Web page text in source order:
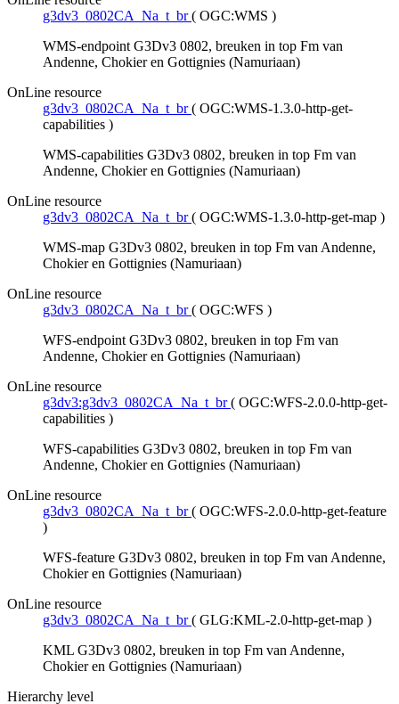
g3dv3_0802CA_Na_t_br ( OGC:WMS )
WMS-endpoint G3Dv3 0802, breuken in top Fm van
Andenne, Chokier en Gottignies (Namuriaan)
OnLine resource
g3dv3_0802CA_Na_t_br ( OGC:WMS-1.3.0-http-get-
capabilities )
WMS-capabilities G3Dv3 0802, breuken in top Fm van
Andenne, Chokier en Gottignies (Namuriaan)
OnLine resource
g3dv3_0802CA_Na_t_br ( OGC:WMS-1.3.0-http-get-map )
WMS-map G3Dv3 0802, breuken in top Fm van Andenne,
Chokier en Gottignies (Namuriaan)
OnLine resource
g3dv3_0802CA_Na_t_br ( OGC:WFS )
WFS-endpoint G3Dv3 0802, breuken in top Fm van
Andenne, Chokier en Gottignies (Namuriaan)
OnLine resource
g3dv3:g3dv3_0802CA_Na_t_br ( OGC:WFS-2.0.0-http-get-
capabilities )
WFS-capabilities G3Dv3 0802, breuken in top Fm van
Andenne, Chokier en Gottignies (Namuriaan)
OnLine resource
g3dv3_0802CA_Na_t_br ( OGC:WFS-2.0.0-http-get-feature
)
WFS-feature G3Dv3 0802, breuken in top Fm van Andenne,
Chokier en Gottignies (Namuriaan)
OnLine resource
g3dv3_0802CA_Na_t_br ( GLG:KML-2.0-http-get-map )
KML G3Dv3 0802, breuken in top Fm van Andenne,
Chokier en Gottignies (Namuriaan)
Hierarchy level